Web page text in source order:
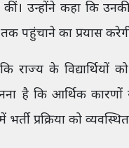
कीं। उन्होंने कहा कि
पहुंचाने का प्रयास
राज्य के
है कि आर्थिक कारणों
भर्ती प्रक्रिया को